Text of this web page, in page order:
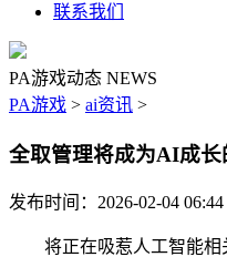
联系我们
PA游戏动态 NEWS
PA游戏 > ai资讯 >
全取管理将成为AI成长
发布时间：2026-02-04
将正在吸惹人工智能相